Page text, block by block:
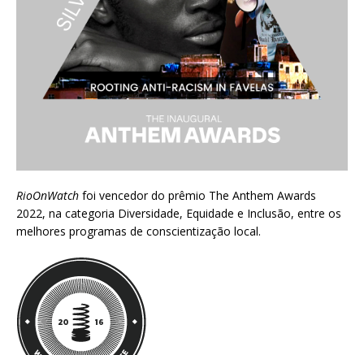
RioOnWatch foi vencedor do prêmio The Anthem Awards
2022, na categoria Diversidade, Equidade e Inclusão, entre os
melhores programas de conscientização local.